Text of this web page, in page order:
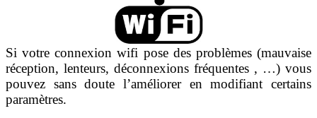
Si votre connexion wifi pose des problèmes (mauvaise
réception, lenteurs, déconnexions fréquentes , …) vous
pouvez sans doute l’améliorer en modifiant certains
paramètres.